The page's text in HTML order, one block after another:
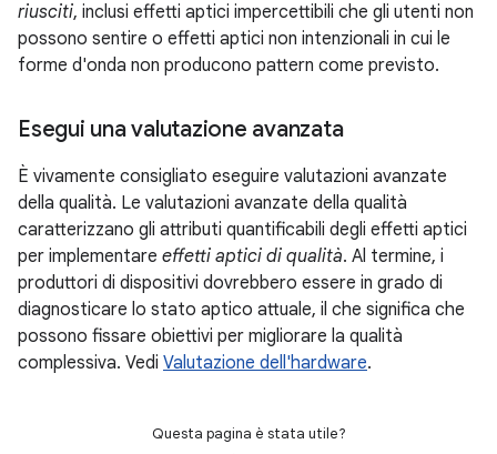
riusciti, inclusi effetti aptici impercettibili che gli utenti non
possono sentire o effetti aptici non intenzionali in cui le
forme d'onda non producono pattern come previsto.
Esegui una valutazione avanzata
È vivamente consigliato eseguire valutazioni avanzate
della qualità. Le valutazioni avanzate della qualità
caratterizzano gli attributi quantificabili degli effetti aptici
per implementare effetti aptici di qualità. Al termine, i
produttori di dispositivi dovrebbero essere in grado di
diagnosticare lo stato aptico attuale, il che significa che
possono fissare obiettivi per migliorare la qualità
complessiva. Vedi Valutazione dell'hardware.
Questa pagina è stata utile?